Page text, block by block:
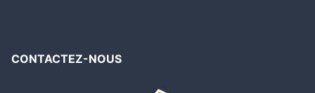
CONTACTEZ-NOUS